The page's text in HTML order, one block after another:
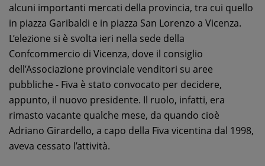
alcuni importanti mercati della provincia, tra cui quello
in piazza Garibaldi e in piazza San Lorenzo a Vicenza.
L’elezione si è svolta ieri nella sede della
Confcommercio di Vicenza, dove il consiglio
dell’Associazione provinciale venditori su aree
pubbliche - Fiva è stato convocato per decidere,
appunto, il nuovo presidente. Il ruolo, infatti, era
rimasto vacante qualche mese, da quando cioè
Adriano Girardello, a capo della Fiva vicentina dal 1998,
aveva cessato l’attività.